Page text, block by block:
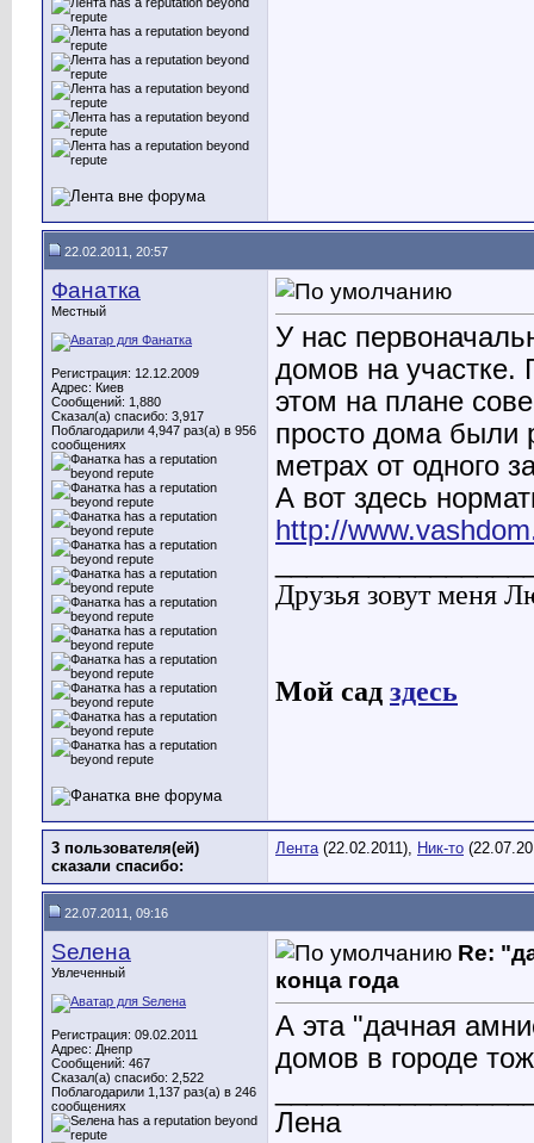
22.02.2011, 20:57
Фанатка
Местный
Регистрация: 12.12.2009
Адрес: Киев
Сообщений: 1,880
Сказал(а) спасибо: 3,917
Поблагодарили 4,947 раз(а) в 956
сообщениях
У нас
домов на участке.
этом на плане
просто дома были
метрах от одного
А вот здесь
http://
Друзья зовут меня
Мой сад здесь
3 пользователя(ей)
сказали cпасибо:
Лента(22.02.2011), Ник-то
22.07.2011, 09:16
Sелена
Увлеченный
Регистрация: 09.02.2011
Адрес: Днепр
Сообщений: 467
Сказал(а) спасибо: 2,522
Поблагодарили 1,137 раз(а) в 246
сообщениях
Re:
конца года
А эта "дачная
домов в городе
Лена